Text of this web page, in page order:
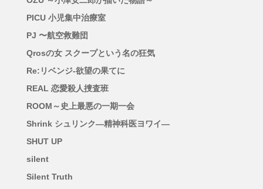
PICU 小児集中治療室
PJ 〜航空救難団
Qrosの女 スクープという名の狂気
Re:リベンジ-欲望の果てに
REAL 恋愛殺人捜査班
ROOM～史上最悪の一期一会
Shrink シュリンク―精神科医ヨワイ―
SHUT UP
silent
Silent Truth